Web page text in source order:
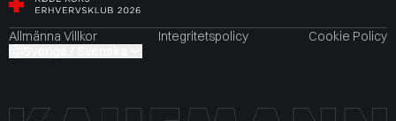
Allmänna Villkor Integritetspolicy
Cookie Policy